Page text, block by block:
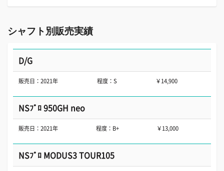
シャフト別販売実績
D/G
販売日：2021年 程度：S ￥14,900
NSﾌﾟﾛ 950GH neo
販売日：2021年 程度：B+ ￥13,000
NSﾌﾟﾛ MODUS3 TOUR105